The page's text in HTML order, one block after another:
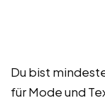
Du bist
für Mode und